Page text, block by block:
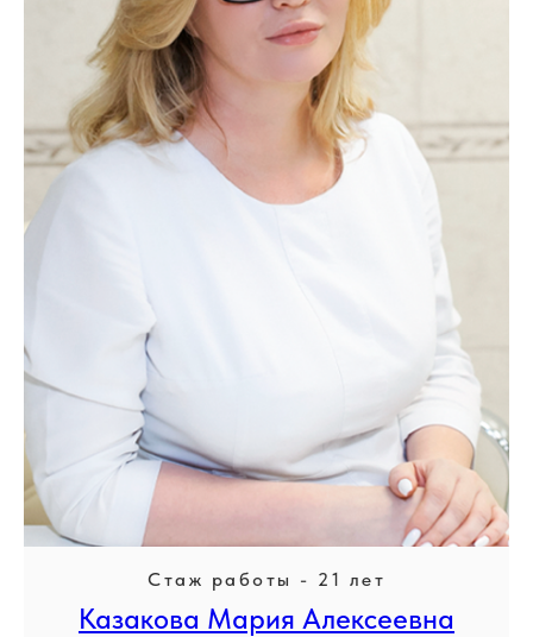
Стаж работы - 21 лет
Казакова Мария Алексеевна